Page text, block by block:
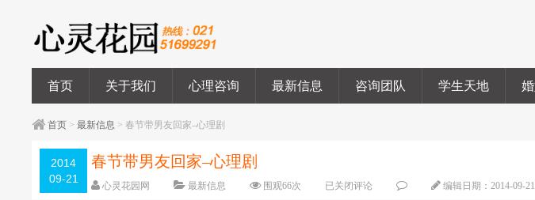
首页 关于我们 心理咨询 最新信息 咨询团队 学生天地
首页 >最新信息 > 春节带男友回家–心理剧
2014
09-21
春节带男友回家–心理剧
心灵花园网 最新信息 围观66次 已关闭评论 编辑日期：2014-09-21